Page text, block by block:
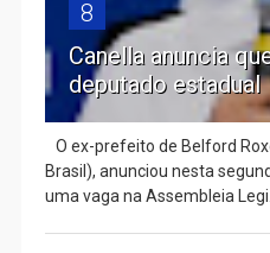
8
Canella anuncia
deputado estadual
O ex-prefeito de Belford
Brasil), anunciou nesta
uma vaga na Assembleia